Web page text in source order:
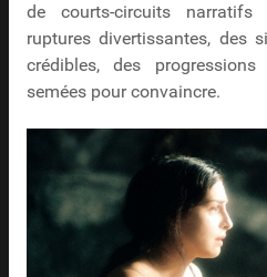
de courts-circuits
ruptures divertissantes, des
crédibles, des
semées pour convaincre.